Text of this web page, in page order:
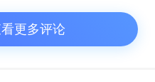
更多评论